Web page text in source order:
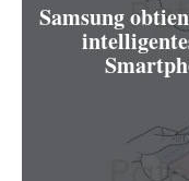
Samsung